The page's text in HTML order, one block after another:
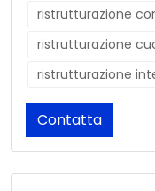
ristrutturazione
ristrutturazione
ristrutturazione
Contatta